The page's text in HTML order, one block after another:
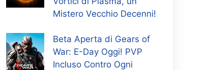
Mistero Vecchio Decenni!
Beta Aperta di Gears of
War: E-Day Oggi! PVP
Incluso Contro Ogni